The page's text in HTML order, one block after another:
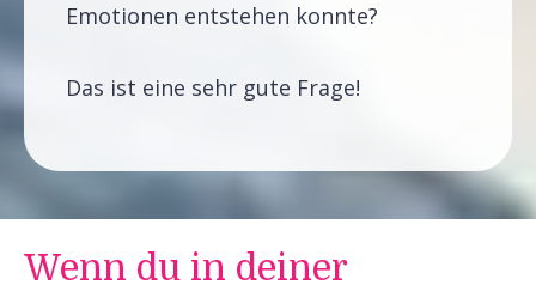
Emotionen entstehen konnte?
Das ist eine sehr gute Frage!
Wenn du in deiner